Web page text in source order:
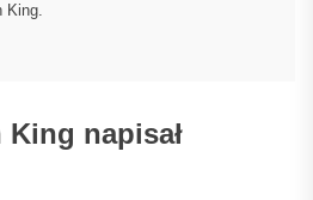
King.
napisał